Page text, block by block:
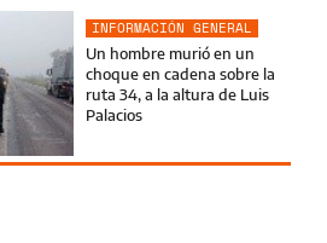
INFORMACIÓN GENERAL
Un hombre murió en un
choque en cadena sobre la
ruta 34, a la altura de Luis
Palacios